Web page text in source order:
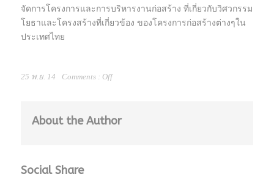
จัดการโครงการและการบริหารงานก่อสร้าง ที่เกี่ยวกับวิศวกรรม
โยธาและโครงสร้างที่เกี่ยวข้อง ของโครงการก่อสร้างต่างๆใน
ประเทศไทย
25 พ.ย. 14 Comments : Off
About the Author
Social Share